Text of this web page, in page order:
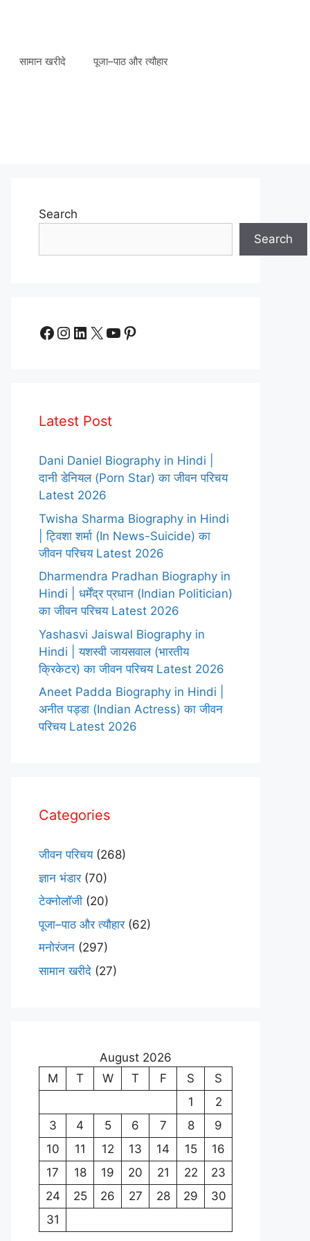
सामान खरीदे पूजा–पाठ और त्यौहार
Search
Search
Facebook
Instagram
LinkedIn
X YouTube
Pinterest
Latest Post
Dani Daniel Biography in Hindi |
दानी डेनियल (Porn Star) का जीवन परिचय
Latest 2026
Twisha Sharma Biography in Hindi
| ट्विशा शर्मा (In News-Suicide) का
जीवन परिचय Latest 2026
Dharmendra Pradhan Biography in
Hindi | धर्मेंद्र प्रधान (Indian Politician)
का जीवन परिचय Latest 2026
Yashasvi Jaiswal Biography in
Hindi | यशस्वी जायसवाल (भारतीय
क्रिकेटर) का जीवन परिचय Latest 2026
Aneet Padda Biography in Hindi |
अनीत पड्डा (Indian Actress) का जीवन
परिचय Latest 2026
Categories
जीवन परिचय(268)
ज्ञान भंडार(70)
टेक्नोलॉजी (20)
पूजा–पाठ और त्यौहार(62)
मनोरंजन (297)
सामान खरीदे (27)
August 2026
M
T W T F S
S
1
2
3
4 5 6 7 8
9
10
11 12 13 14 15
16
17
18 19 20 21 22
23
24
25 26 27 28 29
30
31